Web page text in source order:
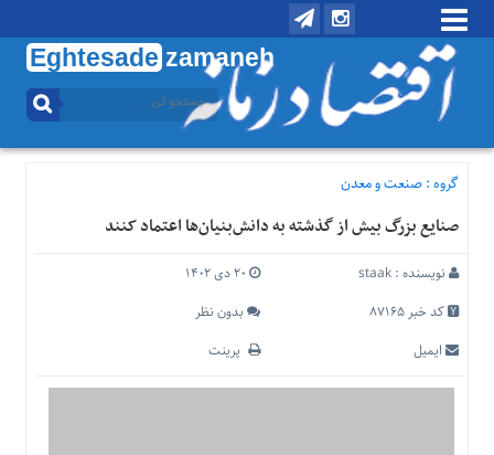
Eghtesade zamaneh
منوی
تماس
درباره
منوی
اصلی
خانه
گروه :صنعت و معدن
صنایع بزرگ بیش از گذشته به دانش‌بنیان‌ها اعتماد کنند
نویسنده :staak
کد خبر 87165
بدون نظر
ایمیل
پرینت